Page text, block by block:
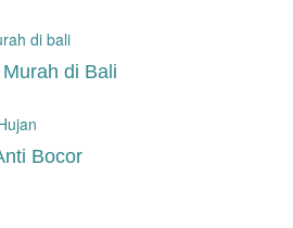
di Bali
Bocor